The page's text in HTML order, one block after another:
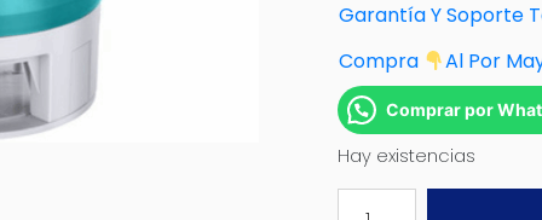
Garantía Y Soporte
Compra
Al Por
Comprar por
Hay existencias